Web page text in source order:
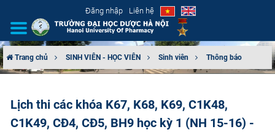
Đăng nhập Liên hệ
CƠ CẤU TỔ CHỨC
Trang chủ SINH VIÊN - HỌC VIÊN Sinh viên Thông báo
Lịch thi các khóa K67, K68, K69, C1K48,
C1K49, CĐ4, CĐ5, BH9 học kỳ 1 (NH 15-16) -